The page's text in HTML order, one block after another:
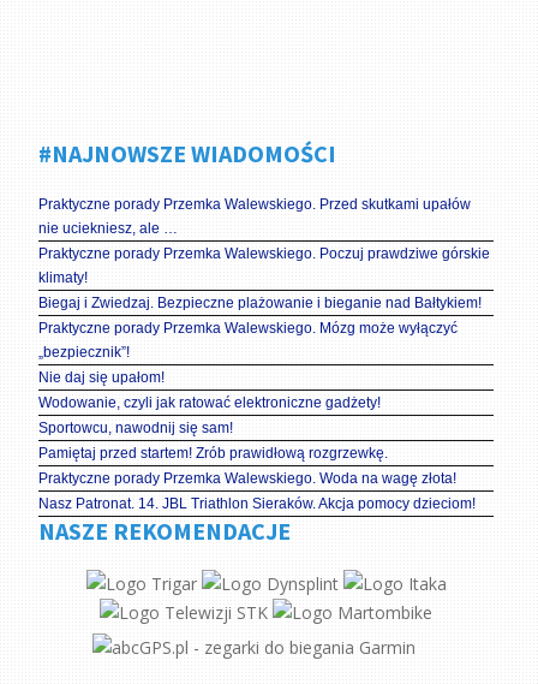
#NAJNOWSZE WIADOMOŚCI
Praktyczne porady Przemka Walewskiego. Przed skutkami upałów
nie uciekniesz, ale …
Praktyczne porady Przemka Walewskiego. Poczuj prawdziwe górskie
klimaty!
Biegaj i Zwiedzaj. Bezpieczne plażowanie i bieganie nad Bałtykiem!
Praktyczne porady Przemka Walewskiego. Mózg może wyłączyć
„bezpiecznik”!
Nie daj się upałom!
Wodowanie, czyli jak ratować elektroniczne gadżety!
Sportowcu, nawodnij się sam!
Pamiętaj przed startem! Zrób prawidłową rozgrzewkę.
Praktyczne porady Przemka Walewskiego. Woda na wagę złota!
Nasz Patronat. 14. JBL Triathlon Sieraków. Akcja pomocy dzieciom!
NASZE REKOMENDACJE